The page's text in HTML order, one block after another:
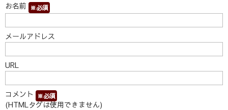
お名前
※必須
メールアドレス
URL
コメント ※必須
(HTMLタグは使用できません)